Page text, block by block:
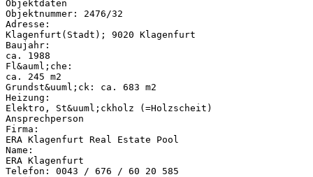
Objektdaten
Objektnummer: 2476/32
Adresse:
Klagenfurt(Stadt); 9020 Klagenfurt
Baujahr:
ca. 1988
Fl&auml;che:
ca. 245 m2
Grundst&uuml;ck: ca. 683 m2
Heizung:
Elektro, St&uuml;ckholz (=Holzscheit)
Ansprechperson
Firma:
ERA Klagenfurt Real Estate Pool
Name:
ERA Klagenfurt
Telefon: 0043 / 676 / 60 20 585